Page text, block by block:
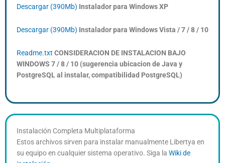
Descargar (390Mb) Instalador para Windows XP
Descargar (390Mb) Instalador para Windows Vista / 7 / 8 / 10
Readme.txt CONSIDERACION DE INSTALACION BAJO
WINDOWS 7 / 8 / 10 (sugerencia ubicacion de Java y
PostgreSQL al instalar, compatibilidad PostgreSQL)
Instalación Completa Multiplataforma
Estos archivos sirven para instalar manualmente Libertya en
su equipo en cualquier sistema operativo. Siga la Wiki de